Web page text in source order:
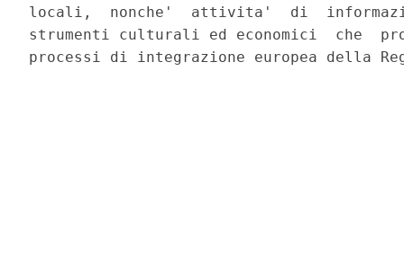
locali,  nonche'  attivita'  di
strumenti culturali ed economici  che